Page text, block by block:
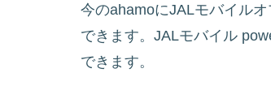
今のahamoにJALモバイル
できます。JALモバイル
できます。